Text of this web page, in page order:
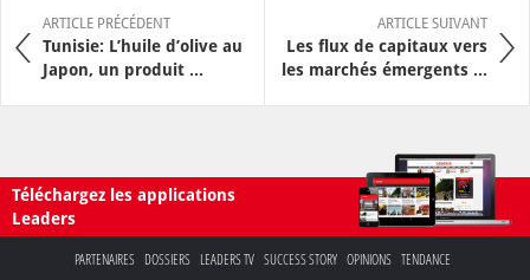
ARTICLE PRÉCÉDENT
Tunisie: L’huile d’olive au
Japon, un produit ...
ARTICLE SUIVANT
Les flux de capitaux vers
les marchés émergents ...
Téléchargez les applications
Leaders
PARTENAIRES DOSSIERS LEADERS TV SUCCESS STORY OPINIONS TENDANCE